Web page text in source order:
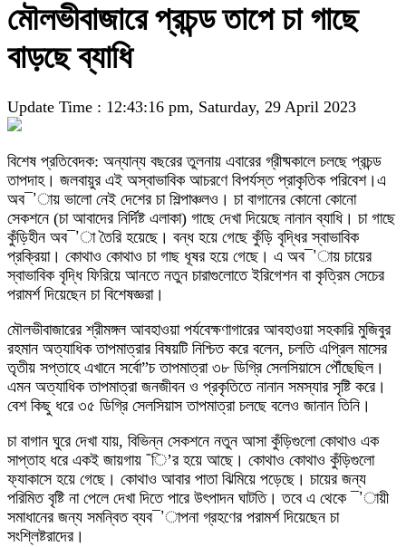
মৌলভীবাজারে প্রচন্ড তাপে চা গাছে
বাড়ছে ব্যাধি
Update Time : 12:43:16 pm, Saturday, 29 April 2023
বিশেষ প্রতিবেদক: অন্যান্য বছরের তুলনায় এবারের গ্রীষ্মকালে চলছে প্রচন্ড
তাপদাহ। জলবায়ুর এই অস্বাভাবিক আচরণে বিপর্যস্ত প্রাকৃতিক পরিবেশ।এ
অব¯’ায় ভালো নেই দেশের চা শিল্পাঞ্চলও। চা বাগানের কোনো কোনো
সেকশনে (চা আবাদের নির্দিষ্ট এলাকা) গাছে দেখা দিয়েছে নানান ব্যাধি। চা গাছে
কুঁড়িহীন অব¯’া তৈরি হয়েছে। বন্ধ হয়ে গেছে কুঁড়ি বৃদ্ধির স্বাভাবিক
প্রক্রিয়া। কোথাও কোথাও চা গাছ ধূষর হয়ে গেছে। এ অব¯’ায় চায়ের
স্বাভাবিক বৃদ্ধি ফিরিয়ে আনতে নতুন চারাগুলোতে ইরিগেশন বা কৃত্রিম সেচের
পরামর্শ দিয়েছেন চা বিশেষজ্ঞরা।
মৌলভীবাজারের শ্রীমঙ্গল আবহাওয়া পর্যবেক্ষণাগারের আবহাওয়া সহকারি মুজিবুর
রহমান অত্যাধিক তাপমাত্রার বিষয়টি নিশ্চিত করে বলেন, চলতি এপ্রিল মাসের
তৃতীয় সপ্তাহে এখানে সর্বো”চ তাপমাত্রা ৩৮ ডিগ্রি সেলসিয়াসে পৌঁছেছিল।
এমন অত্যাধিক তাপমাত্রা জনজীবন ও প্রকৃতিতে নানান সমস্যার সৃষ্টি করে।
বেশ কিছু ধরে ৩৫ ডিগ্রি সেলসিয়াস তাপমাত্রা চলছে বলেও জানান তিনি।
চা বাগান ঘুরে দেখা যায়, বিভিন্ন সেকশনে নতুন আসা কুঁড়িগুলো কোথাও এক
সাপ্তাহ ধরে একই জায়গায় ¯ি’র হয়ে আছে। কোথাও কোথাও কুঁড়িগুলো
ফ্যাকাসে হয়ে গেছে। কোথাও আবার পাতা ঝিমিয়ে পড়েছে। চায়ের জন্য
পরিমিত বৃষ্টি না পেলে দেখা দিতে পারে উৎপাদন ঘাটতি। তবে এ থেকে ¯’ায়ী
সমাধানের জন্য সমন্বিত ব্যব¯’াপনা গ্রহণের পরামর্শ দিয়েছেন চা
সংশ্লিষ্টরাদের।